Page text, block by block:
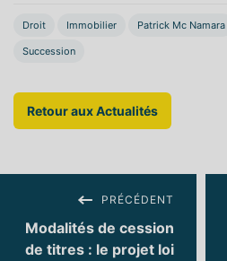
Droit Immobilier Patrick Mc Namara
Succession
Retour aux Actualités
PRÉCÉDENT
Modalités de cession
de titres : le projet loi